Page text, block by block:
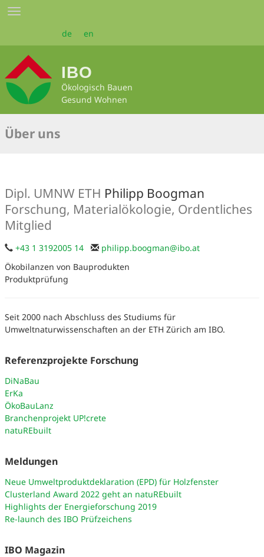
Zum
Seiteninhalt
Toggle
de en
IBO
Ökologisch Bauen
Gesund Wohnen
Über uns
Dipl. UMNW ETH Philipp Boogman
Forschung, Materialökologie, Ordentliches
Mitglied
+43 1 3192005 14 philipp.boogman@ibo.at
Ökobilanzen von Bauprodukten
Produktprüfung
Seit 2000 nach Abschluss des Studiums für
Umweltnaturwissenschaften an der ETH Zürich am IBO.
Referenzprojekte Forschung
DiNaBau
ErKa
ÖkoBauLanz
Branchenprojekt UP!crete
natuREbuilt
Meldungen
Neue Umweltproduktdeklaration (EPD) für Holzfenster
Clusterland Award 2022 geht an natuREbuilt
Highlights der Energieforschung 2019
Re-launch des IBO Prüfzeichens
IBO Magazin